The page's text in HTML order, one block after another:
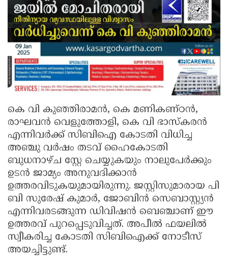
കെ വി കുഞ്ഞിരാമൻ, കെ മണികണ്ഠൻ,
രാഘവൻ വെളുത്തോളി, കെ വി ഭാസ്കരൻ
എന്നിവർക്ക് സിബിഐ കോടതി വിധിച്ച
അഞ്ചു വർഷം തടവ് ഹൈകോടതി
ബുധനാഴ്ച സ്റ്റേ ചെയ്യുകയും നാലുപേർക്കും
ഉടൻ ജാമ്യം അനുവദിക്കാൻ
ഉത്തരവിടുകയുമായിരുന്നു. ജസ്റ്റിസുമാരായ പി
ബി സുരേഷ് കുമാർ, ജോബിൻ സെബാസ്റ്റ്യൻ
എന്നിവരടങ്ങുന്ന ഡിവിഷൻ ബെഞ്ചാണ് ഈ
ഉത്തരവ് പുറപ്പെടുവിച്ചത്. അപീൽ ഫയലിൽ
സ്വീകരിച്ച കോടതി സിബിഐക്ക് നോടീസ്
അയച്ചിട്ടുണ്ട്.